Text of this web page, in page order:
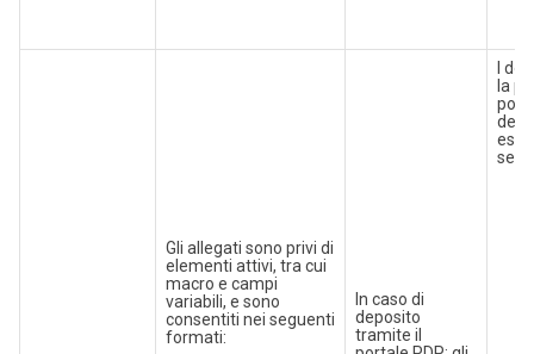
Gli allegati sono privi di
elementi attivi, tra cui
macro e campi
variabili, e sono
consentiti nei seguenti
formati:
In caso di
deposito
tramite il
I
la